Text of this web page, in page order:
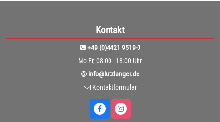
Kontakt
+49 (0)4421 9519-0
Mo-Fr, 08:00 - 18:00 Uhr
info@lutzlanger.de
Kontaktformular